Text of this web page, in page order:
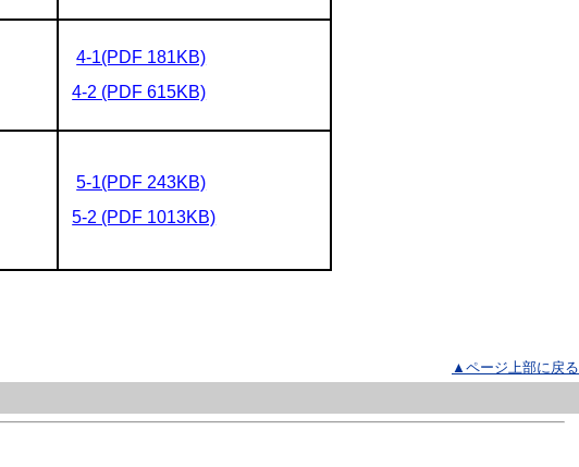
4-1(PDF 181KB)
4-2 (PDF 615KB)
5-1(PDF 243KB)
5-2 (PDF 1013KB)
▲ページ上部に戻る